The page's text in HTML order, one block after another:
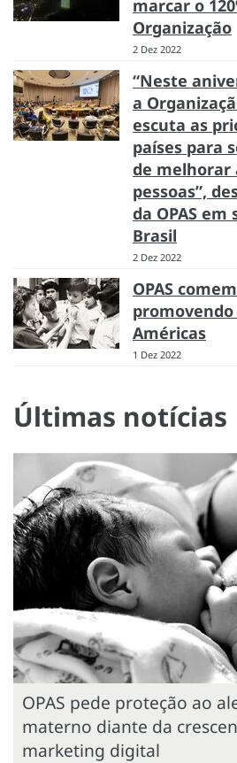
marcar o
Organização
2 Dez 2022
“Neste
a
escuta as
países para
de melhorar
pessoas”,
da OPAS
Brasil
2 Dez 2022
OPAS
Américas
1 Dez 2022
Últimas notícias
OPAS pede proteção ao
materno diante da
marketing digital